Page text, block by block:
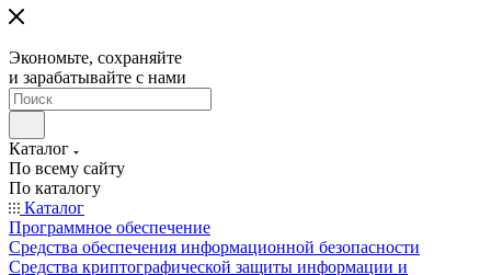
Экономьте, сохраняйте
и зарабатывайте с нами
Каталог
По всему сайту
По каталогу
Каталог
Программное обеспечение
Средства обеспечения информационной безопасности
Средства криптографической защиты информации и